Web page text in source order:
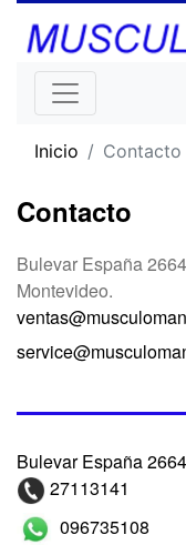
Inicio Contacto
Contacto
Bulevar España
Montevideo.
Bulevar España
27113141
096735108